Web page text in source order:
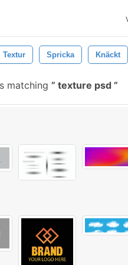
Textur Spricka Knäckt
matching texture psd